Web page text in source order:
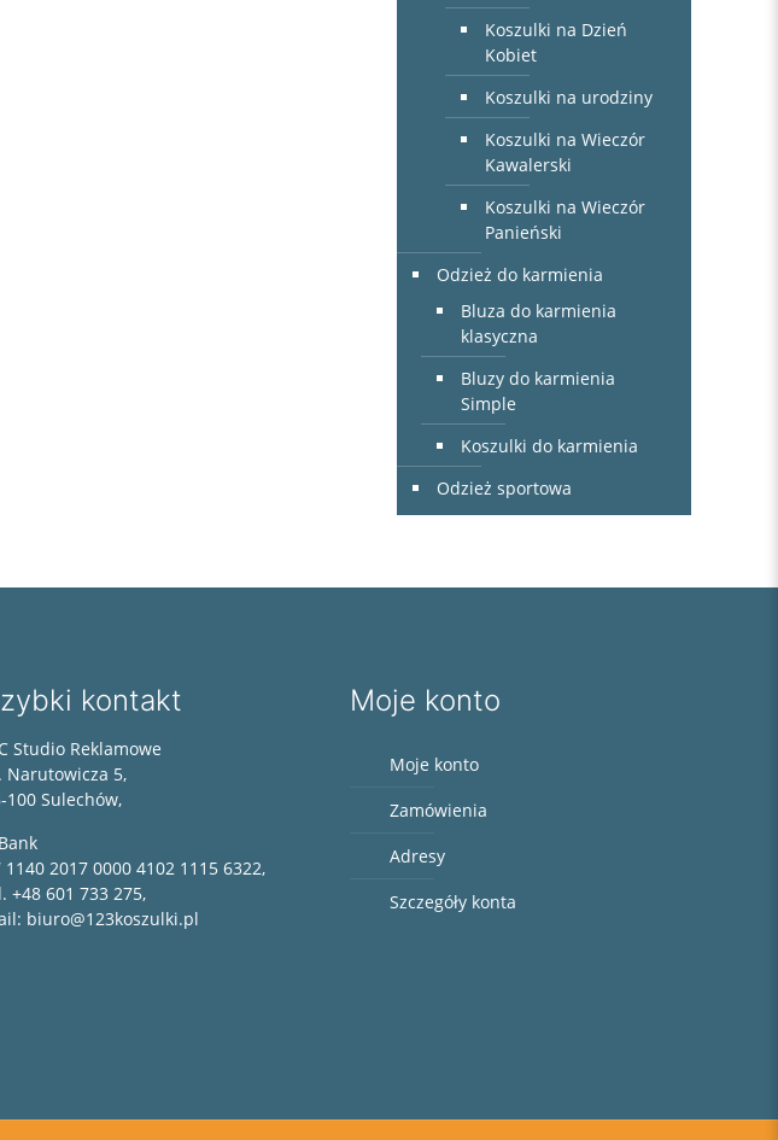
Koszulki na Dzień
Kobiet
Koszulki na urodziny
Koszulki na Wieczór
Kawalerski
Koszulki na Wieczór
Panieński
Odzież do karmienia
Bluza do karmienia
klasyczna
Bluzy do karmienia
Simple
Koszulki do karmienia
Odzież sportowa
kontakt
Studio Reklamowe
Narutowicza 5,
100 Sulechów,
1140 2017 0000 4102 1115 6322,
+48 601 733 275,
biuro@123koszulki.pl
Moje konto
Moje konto
Zamówienia
Adresy
Szczegóły konta